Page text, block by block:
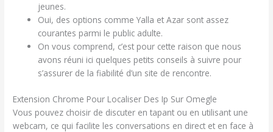
jeunes.
Oui, des options comme Yalla et Azar sont assez
courantes parmi le public adulte.
On vous comprend, c’est pour cette raison que nous
avons réuni ici quelques petits conseils à suivre pour
s’assurer de la fiabilité d’un site de rencontre.
Extension Chrome Pour Localiser Des Ip Sur Omegle
Vous pouvez choisir de discuter en tapant ou en utilisant une
webcam, ce qui facilite les conversations en direct et en face à